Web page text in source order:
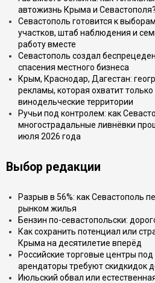
автожизнь Крыма и Севастополя?
Севастополь готовится к
участков, штаб наблюдения и
работу вместе
Севастополь создал
спасения местного бизнеса
Крым, Краснодар, Дагестан:
рекламы, которая охватит
винодельческие территории
Ручьи под контролем: как
многострадальные ливнёвки
июля 2026 года
Выбор редакции
Разрыв в 56%: как Севастополь
рынком жилья
Бензин по-севастопольски:
Как сохранить потенциал или
Крыма на десятилетие вперёд
Российские торговые центры
арендаторы требуют скидкидок
Июльский обвал или